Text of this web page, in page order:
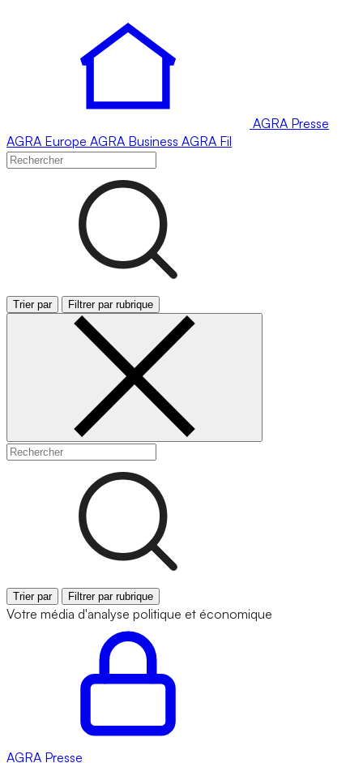
AGRA Presse
AGRA Europe AGRA Business AGRA Fil
Trier par Filtrer par rubrique
Trier par Filtrer par rubrique
Votre média d'analyse politique et économique
AGRA Presse